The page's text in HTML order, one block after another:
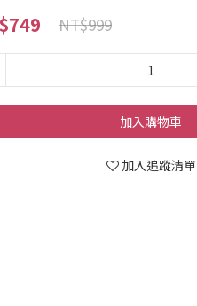
NT$999
加入購物車
加入追蹤清單